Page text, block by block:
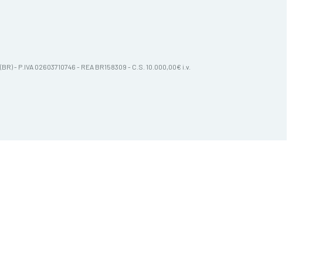
P.IVA 02603710746 - REA BR158309 - C.S. 10.000,00€ i.v.